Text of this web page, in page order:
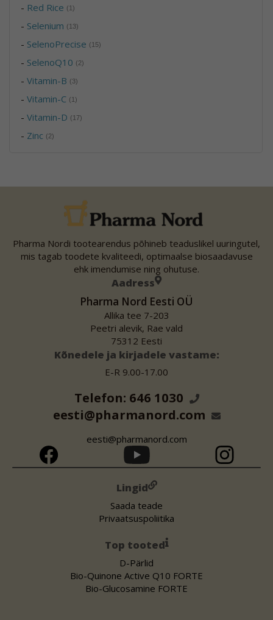
- Red Rice (1)
- Selenium (13)
- SelenoPrecise (15)
- SelenoQ10 (2)
-Vitamin-B (3)
-Vitamin-C (1)
-Vitamin-D (17)
- Zinc (2)
Pharma Nordi tootearendus põhineb teaduslikel uuringutel,
mis tagab toodete kvaliteedi, optimaalse biosaadavuse
ehk imendumise ning ohutuse.
Aadress
Pharma Nord Eesti OÜ
Allika tee 7-203
Peetri alevik, Rae vald
75312 Eesti
Kõnedele ja kirjadele vastame:
E-R 9.00-17.00
Telefon: 646 1030
eesti@pharmanord.com
eesti@pharmanord.com
Lingid
Saada teade
Privaatsuspoliitika
Top tooted
D-Pärlid
Bio-Quinone Active Q10 FORTE
Bio-Glucosamine FORTE